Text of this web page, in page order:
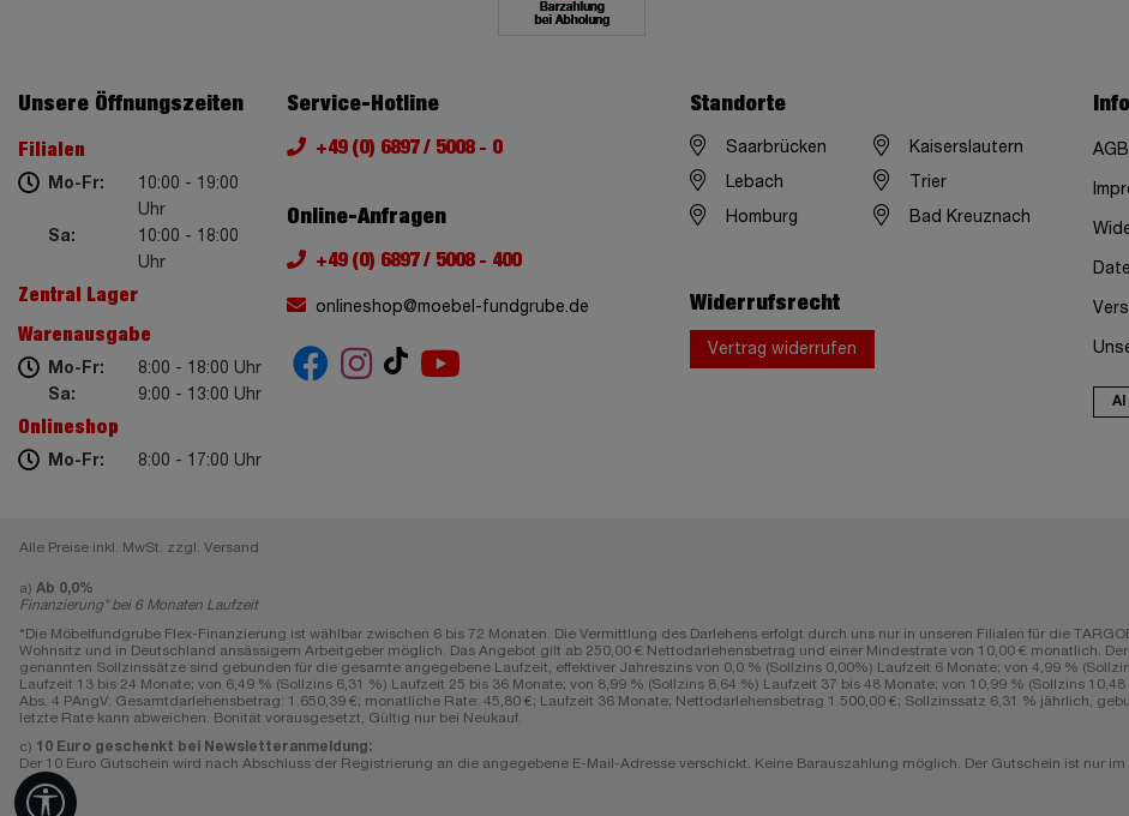
Unsere Öffnungszeiten
Filialen
Mo-Fr:
10:00 - 19:00
Uhr
Sa:
10:00 - 18:00
Uhr
Zentral Lager
Warenausgabe
Mo-Fr:
8:00 - 18:00 Uhr
Sa:
9:00 - 13:00 Uhr
Onlineshop
Mo-Fr: 8:00 - 17:00 Uhr
Service-Hotline
+49 (0) 6897 / 5008 - 0
Online-Anfragen
+49 (0) 6897 / 5008 - 400
onlineshop@moebel-fundgrube.de
Standorte
Saarbrücken Kaiserslautern
Lebach Trier
Homburg Bad Kreuznach
Widerrufsrecht
Vertrag widerrufen
AGB
AI
Alle Preise inkl. MwSt. zzgl. Versand
a) Ab 0,0%
Finanzierung* bei 6 Monaten Laufzeit
*Die Möbelfundgrube Flex-Finanzierung ist wählbar zwischen 6 bis 72 Monaten. Die Vermittlung des Darlehens erfolgt durch uns nur in unseren Filialen für die
Wohnsitz und in Deutschland ansässigem Arbeitgeber möglich. Das Angebot gilt ab 250,00 € Nettodarlehensbetrag und einer Mindestrate von 10,00 € monatlich.
genannten Sollzinssätze sind gebunden für die gesamte angegebene Laufzeit, effektiver Jahreszins von 0,0 % (Sollzins 0,00%) Laufzeit 6 Monate; von 4,99 %
Laufzeit 13 bis 24 Monate; von 6,49 % (Sollzins 6,31 %) Laufzeit 25 bis 36 Monate; von 8,99 % (Sollzins 8,64 %) Laufzeit 37 bis 48 Monate; von 10,99 % (Sollzins
Abs. 4 PAngV: Gesamtdarlehensbetrag: 1.650,39 €; monatliche Rate: 45,80 €; Laufzeit 36 Monate; Nettodarlehensbetrag 1.500,00 €; Sollzinssatz 6,31 % jährlich,
letzte Rate kann abweichen. Bonität vorausgesetzt, Gültig nur bei Neukauf.
c) 10 Euro geschenkt bei Newsletteranmeldung:
Der 10 Euro Gutschein wird nach Abschluss der Registrierung an die angegebene E-Mail-Adresse verschickt. Keine Barauszahlung möglich. Der Gutschein ist nur
Werkzeugleiste anzeigen